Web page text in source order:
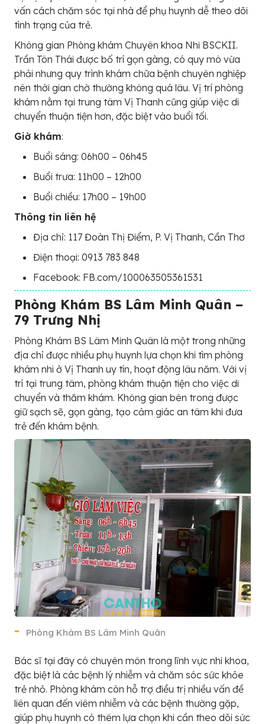
vấn cách chăm sóc tại nhà để phụ huynh dễ theo dõi
tình trạng của trẻ.
Không gian Phòng khám Chuyên khoa Nhi BSCKII.
Trần Tôn Thái được bố trí gọn gàng, có quy mô vừa
phải nhưng quy trình khám chữa bệnh chuyên nghiệp
nên thời gian chờ thường không quá lâu. Vị trí phòng
khám nằm tại trung tâm Vị Thanh cũng giúp việc di
chuyển thuận tiện hơn, đặc biệt vào buổi tối.
Giờ khám:
Buổi sáng: 06h00 – 06h45
Buổi trưa: 11h00 – 12h00
Buổi chiều: 17h00 – 19h00
Thông tin liên hệ
Địa chỉ: 117 Đoàn Thị Điểm, P. Vị Thanh, Cần Thơ
Điện thoại: 0913 783 848
Facebook: FB.com/100063505361531
Phòng Khám BS Lâm Minh Quân –
79 Trưng Nhị
Phòng Khám BS Lâm Minh Quân là một trong những
địa chỉ được nhiều phụ huynh lựa chọn khi tìm phòng
khám nhi ở Vị Thanh uy tín, hoạt động lâu năm. Với vị
trí tại trung tâm, phòng khám thuận tiện cho việc di
chuyển và thăm khám. Không gian bên trong được
giữ sạch sẽ, gọn gàng, tạo cảm giác an tâm khi đưa
trẻ đến khám bệnh.
Phòng Khám BS Lâm Minh Quân
Bác sĩ tại đây có chuyên môn trong lĩnh vực nhi khoa,
đặc biệt là các bệnh lý nhiễm và chăm sóc sức khỏe
trẻ nhỏ. Phòng khám còn hỗ trợ điều trị nhiều vấn đề
liên quan đến viêm nhiễm và các bệnh thường gặp,
giúp phụ huynh có thêm lựa chọn khi cần theo dõi sức